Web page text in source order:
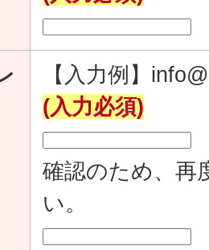
【入力例】
(入力必須)
確認のため、再
い。